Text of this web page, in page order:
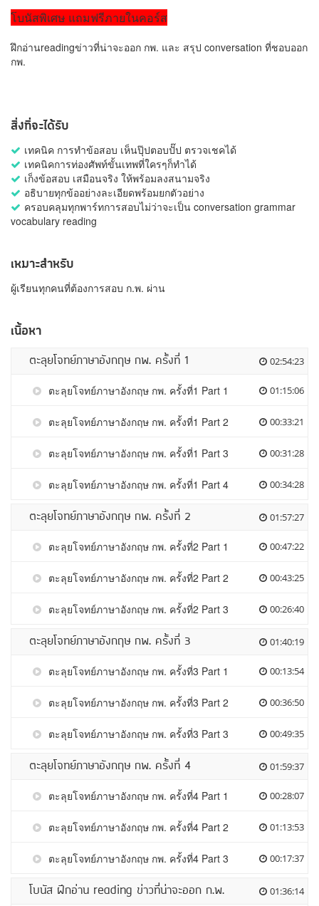
โบนัสพิเศษ แถมฟรีภายในคอร์ส
ฝึกอ่านreadingข่าวที่น่าจะออก กพ. และ สรุป conversation ที่ชอบออก
กพ.
สิ่งที่จะได้รับ
เทคนิค การทำข้อสอบ เห็นปุ๊ปตอบปั๊ป ตรวจเชคได้
เทคนิคการท่องศัพท์ขั้นเทพที่ใครๆก็ทำได้
เก็งข้อสอบ เสมือนจริง ให้พร้อมลงสนามจริง
อธิบายทุกข้ออย่างละเอียดพร้อมยกตัวอย่าง
ครอบคลุมทุกพาร์ทการสอบไม่ว่าจะเป็น conversation grammar
vocabulary reading
เหมาะสำหรับ
ผู้เรียนทุกคนที่ต้องการสอบ ก.พ. ผ่าน
เนื้อหา
ตะลุยโจทย์ภาษาอังกฤษ กพ. ครั้งที่ 1 02:54:23
ตะลุยโจทย์ภาษาอังกฤษ กพ. ครั้งที่1 Part 1 01:15:06
ตะลุยโจทย์ภาษาอังกฤษ กพ. ครั้งที่1 Part 2 00:33:21
ตะลุยโจทย์ภาษาอังกฤษ กพ. ครั้งที่1 Part 3 00:31:28
ตะลุยโจทย์ภาษาอังกฤษ กพ. ครั้งที่1 Part 4 00:34:28
ตะลุยโจทย์ภาษาอังกฤษ กพ. ครั้งที่ 2 01:57:27
ตะลุยโจทย์ภาษาอังกฤษ กพ. ครั้งที่2 Part 1 00:47:22
ตะลุยโจทย์ภาษาอังกฤษ กพ. ครั้งที่2 Part 2 00:43:25
ตะลุยโจทย์ภาษาอังกฤษ กพ. ครั้งที่2 Part 3 00:26:40
ตะลุยโจทย์ภาษาอังกฤษ กพ. ครั้งที่ 3 01:40:19
ตะลุยโจทย์ภาษาอังกฤษ กพ. ครั้งที่3 Part 1 00:13:54
ตะลุยโจทย์ภาษาอังกฤษ กพ. ครั้งที่3 Part 2 00:36:50
ตะลุยโจทย์ภาษาอังกฤษ กพ. ครั้งที่3 Part 3 00:49:35
ตะลุยโจทย์ภาษาอังกฤษ กพ. ครั้งที่ 4 01:59:37
ตะลุยโจทย์ภาษาอังกฤษ กพ. ครั้งที่4 Part 1 00:28:07
ตะลุยโจทย์ภาษาอังกฤษ กพ. ครั้งที่4 Part 2 01:13:53
ตะลุยโจทย์ภาษาอังกฤษ กพ. ครั้งที่4 Part 3 00:17:37
โบนัส ฝึกอ่าน reading ข่าวที่น่าจะออก ก.พ. 01:36:14